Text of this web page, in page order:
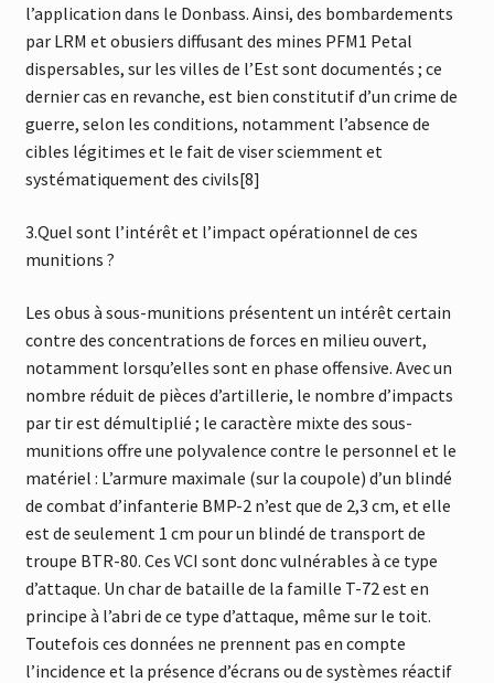
l’application dans le Donbass. Ainsi, des bombardements
par LRM et obusiers diffusant des mines PFM1 Petal
dispersables, sur les villes de l’Est sont documentés ; ce
dernier cas en revanche, est bien constitutif d’un crime de
guerre, selon les conditions, notamment l’absence de
cibles légitimes et le fait de viser sciemment et
systématiquement des civils[8]
3.Quel sont l’intérêt et l’impact opérationnel de ces
munitions ?
Les obus à sous-munitions présentent un intérêt certain
contre des concentrations de forces en milieu ouvert,
notamment lorsqu’elles sont en phase offensive. Avec un
nombre réduit de pièces d’artillerie, le nombre d’impacts
par tir est démultiplié ; le caractère mixte des sous-
munitions offre une polyvalence contre le personnel et le
matériel : L’armure maximale (sur la coupole) d’un blindé
de combat d’infanterie BMP-2 n’est que de 2,3 cm, et elle
est de seulement 1 cm pour un blindé de transport de
troupe BTR-80. Ces VCI sont donc vulnérables à ce type
d’attaque. Un char de bataille de la famille T-72 est en
principe à l’abri de ce type d’attaque, même sur le toit.
Toutefois ces données ne prennent pas en compte
l’incidence et la présence d’écrans ou de systèmes réactif